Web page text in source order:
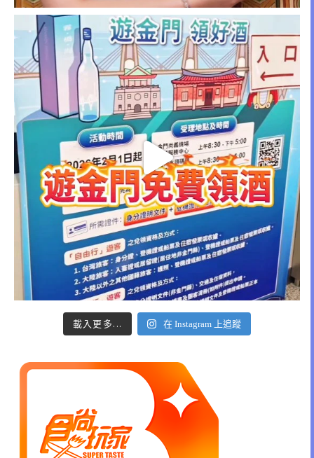
載入更多... 在 Instagram 上追蹤